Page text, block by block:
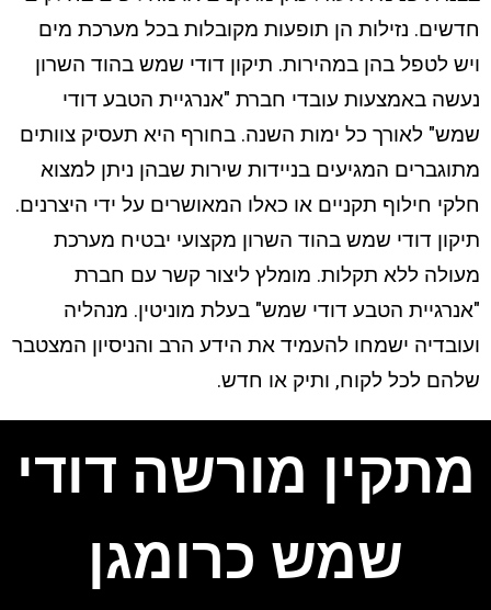
חדשים. נזילות הן תופעות מקובלות בכל מערכת מים
ויש לטפל בהן במהירות. תיקון דודי שמש בהוד השרון
נעשה באמצעות עובדי חברת "אנרגיית הטבע דודי
שמש" לאורך כל ימות השנה. בחורף היא תעסיק צוותים
מתוגברים המגיעים בניידות שירות שבהן ניתן למצוא
חלקי חילוף תקניים או כאלו המאושרים על ידי היצרנים.
תיקון דודי שמש בהוד השרון מקצועי יבטיח מערכת
מעולה ללא תקלות. מומלץ ליצור קשר עם חברת
"אנרגיית הטבע דודי שמש" בעלת מוניטין. מנהליה
ועובדיה ישמחו להעמיד את הידע הרב והניסיון המצטבר
שלהם לכל לקוח, ותיק או חדש.
מתקין מורשה דודי
שמש כרומגן